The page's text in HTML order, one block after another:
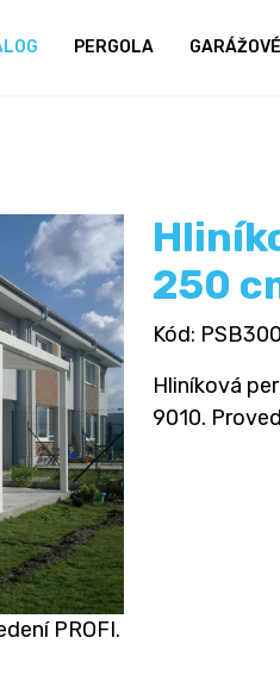
PERGOLA
PROFI.
250
Kód:
Hliníková
9010.